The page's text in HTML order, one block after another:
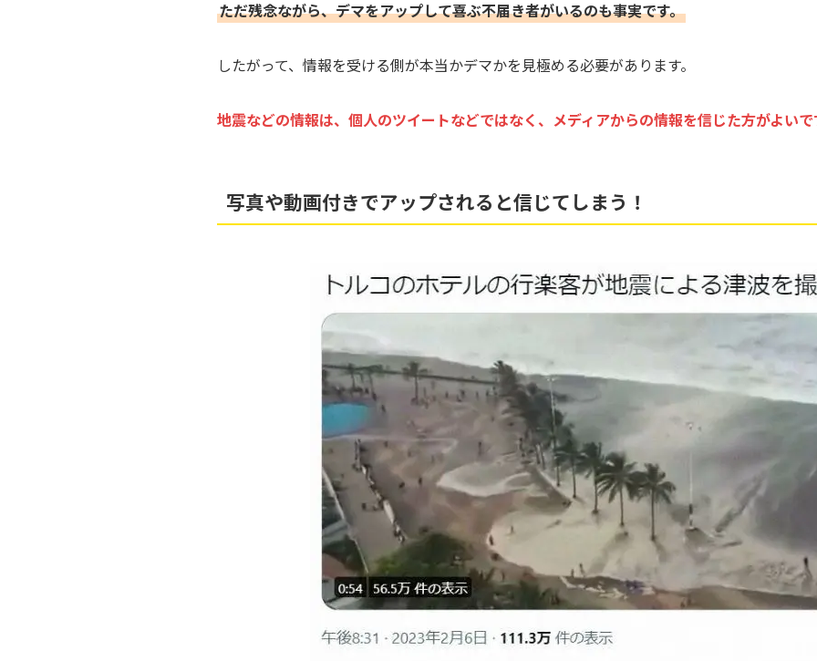
ただ残念ながら、デマをアップして喜ぶ不届き者がいるのも事実です。
したがって、情報を受ける側が本当かデマかを見極める必要があります。
地震などの情報は、個人のツイートなどではなく、メディアからの情報を信じた方がよいで
写真や動画付きでアップされると信じてしまう！